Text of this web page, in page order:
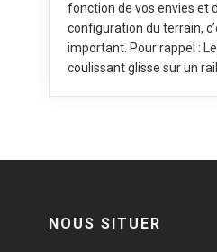
fonction de vos envies et
configuration du terrain,
important. Pour rappel :
coulissant glisse sur un rail
NOUS SITUER